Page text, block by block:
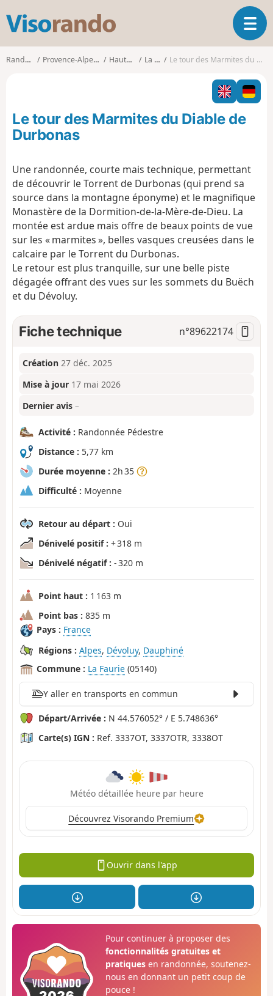
s
o
o
O
u
i
r
l
i
a
i
n
Randonnées Provence-Alpes-Côte d'Azur Hautes-Alpes La Faurie Le tour des Marmites du Diable de Durbonas
Le tour des Marmites du Diable de
Durbonas
Une randonnée, courte mais technique, permettant
de découvrir le Torrent de Durbonas (qui prend sa
source dans la montagne éponyme) et le magnifique
Monastère de la Dormition-de-la-Mère-de-Dieu. La
montée est ardue mais offre de beaux points de vue
sur les « marmites », belles vasques creusées dans le
calcaire par le Torrent du Durbonas.
Le retour est plus tranquille, sur une belle piste
dégagée offrant des vues sur les sommets du Buëch
et du Dévoluy.
Fiche technique n°89622174
Création 27 déc. 2025
Mise à jour 17 mai 2026
Dernier avis –
Activité : Randonnée Pédestre
Distance : 5,77 km
Durée moyenne : 2h 35
Difficulté : Moyenne
Retour au départ : Oui
Dénivelé positif : + 318 m
Dénivelé négatif : - 320 m
Point haut : 1 163 m
Point bas : 835 m
Pays : France
Régions : Alpes, Dévoluy, Dauphiné
Commune : La Faurie (05140)
Y aller en transports en commun
Départ/Arrivée : N 44.576052° / E 5.748636°
Carte(s) IGN : Ref. 3337OT, 3337OTR, 3338OT
Météo détaillée heure par heure
Découvrez Visorando Premium
Ouvrir dans l'app
Pour continuer à proposer des
fonctionnalités gratuites et
pratiquesen randonnée, soutenez-
nous en donnant un petit coup de
pouce !